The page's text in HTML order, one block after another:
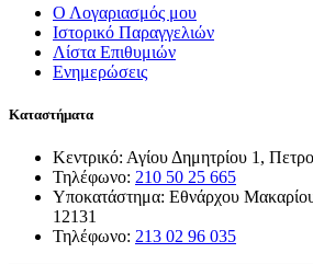
Ο Λογαριασμός μου
Ιστορικό Παραγγελιών
Λίστα Επιθυμιών
Ενημερώσεις
Καταστήματα
Κεντρικό: Αγίου Δημητρίου 1,
Τηλέφωνο: 210 50 25 665
Υποκατάστημα: Εθνάρχου Μακαρίου
12131
Τηλέφωνο: 213 02 96 035